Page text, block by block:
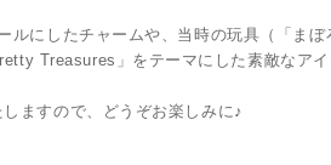
にしたチャームや、当時の玩具（「ま
Treasures」をテーマにした素敵なア
ますので、どうぞお楽しみに♪